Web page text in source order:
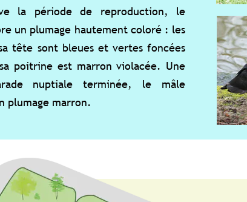
de reproduction, le
hautement coloré : les
et vertes foncées
violacée. Une
terminée, le mâle